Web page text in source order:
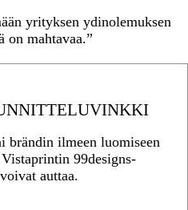
yrityksen ydinolemuksen
mahtavaa.”
brändin ilmeen luomiseen
99designs-
auttaa.